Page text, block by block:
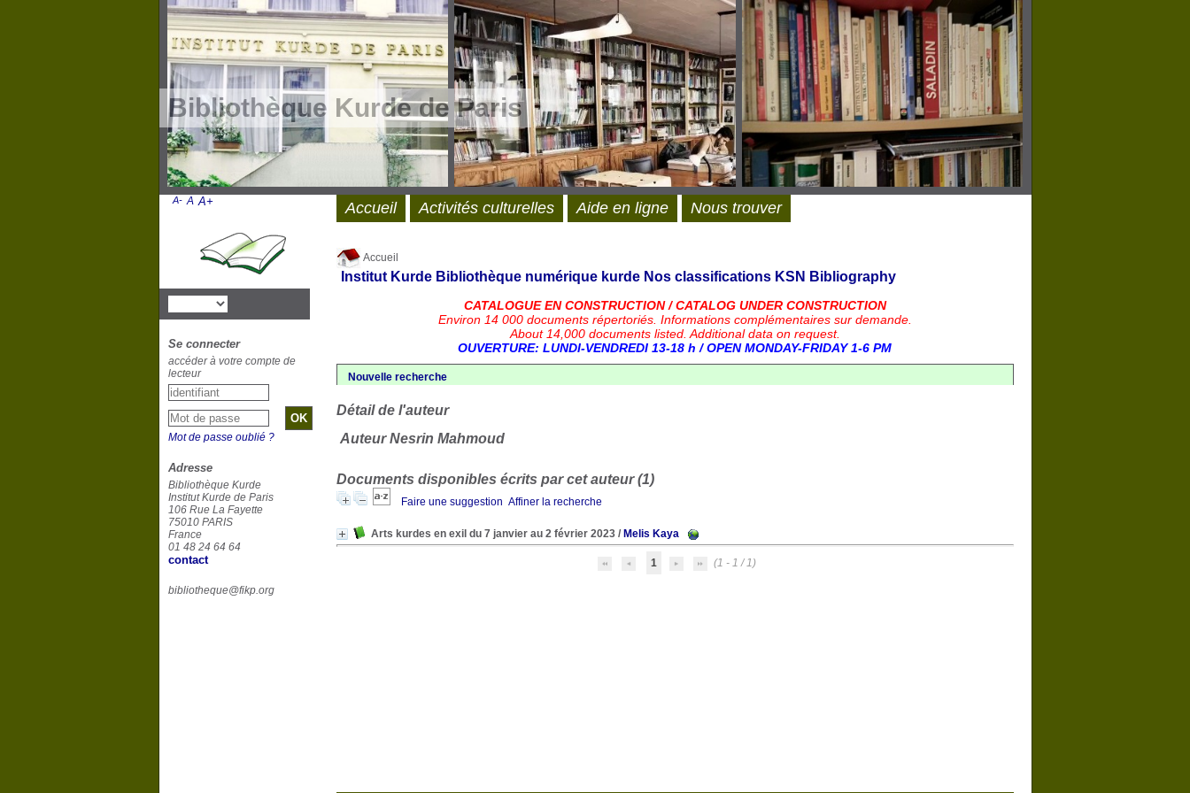
Bibliothèque Kurde de Paris
Accueil
Institut Kurde Bibliothèque numérique kurde Nos classifications KSN Bibliography
CATALOGUE EN CONSTRUCTION / CATALOG UNDER CONSTRUCTION
Environ 14 000 documents répertoriés. Informations complémentaires sur demande.
About 14,000 documents listed. Additional data on request.
OUVERTURE: LUNDI-VENDREDI 13-18 h / OPEN MONDAY-FRIDAY 1-6 PM
Nouvelle recherche
Détail de l'auteur
Auteur Nesrin Mahmoud
Documents disponibles écrits par cet auteur (1)
Faire une suggestion Affiner la recherche
Arts kurdes en exil du 7 janvier au 2 février 2023/ Melis Kaya
1 (1 - 1 / 1)
Accueil Activités culturelles Aide en ligne Nous trouver
A- A A+
Se connecter
accéder à votre compte de
lecteur
Mot de passe oublié ?
Adresse
Bibliothèque Kurde
Institut Kurde de Paris
106 Rue La Fayette
75010 PARIS
France
01 48 24 64 64
contact
bibliotheque@fikp.org